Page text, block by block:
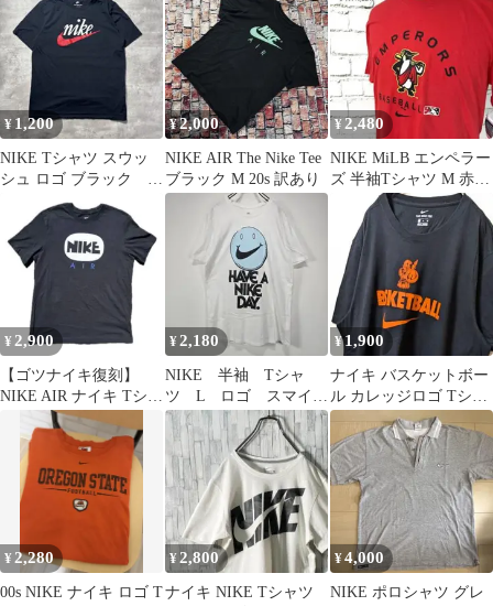
¥ 1,200
NIKE Tシャツ スウッ
シュ ロゴ ブラック M
アメリカ古着 5339
¥2,000
NIKE AIR The Nike Tee
ブラック M 20s 訳あり
¥ 2,480
NIKE MiLB エンペラー
ズ 半袖Tシャツ M 赤
【1032】
¥ 2,900
【ゴツナイキ復刻】
NIKE AIR ナイキ Tシャ
ツ ブラック L y2k
¥2,180
NIKE 半袖 Tシャ
ツ L ロゴ スマイ
ル ビッグプリント
リユース 古着
¥ 1,900
ナイキ バスケットボー
ル カレッジロゴ Tシャ
ツ ブラック 黒 XL 古着
¥ 2,280
00s NIKE ナイキ ロゴ T
¥2,800
ナイキ NIKE Tシャツ
¥4,000
NIKE ポロシャツ グレ